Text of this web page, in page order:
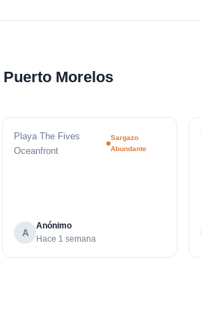
Morelos
Playa The Fives
Oceanfront
Sargazo
Abundante
A
Anónimo
Hace 1 semana